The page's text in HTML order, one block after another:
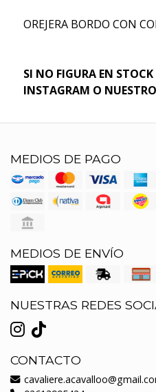
OREJERA BORDO CON
SI NO FIGURA EN
INSTAGRAM O
MEDIOS DE PAGO
MEDIOS DE ENVÍO
NUESTRAS REDES
CONTACTO